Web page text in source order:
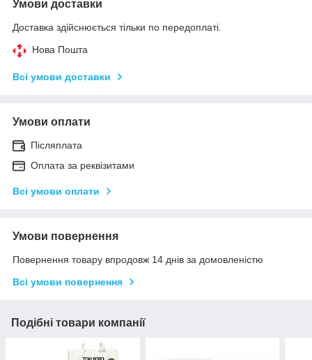
Умови доставки
Доставка здійснюється тільки по передоплаті.
Нова Пошта
Всі умови доставки
Умови оплати
Післяплата
Оплата за реквізитами
Всі умови оплати
Умови повернення
Повернення товару впродовж 14 днів за домовленістю
Всі умови повернення
Подібні товари компанії